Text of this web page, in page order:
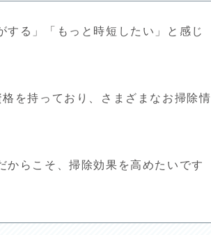
る」「もっと時短したい」と感じ
を持っており、さまざまなお掃除情
からこそ、掃除効果を高めたいです